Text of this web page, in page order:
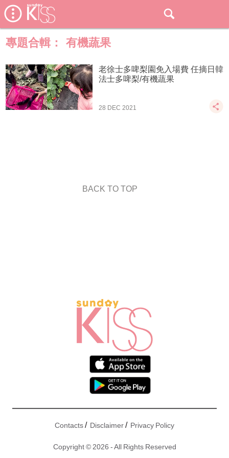
專題合輯： 有機蔬果
老徐士多啤梨園免入場費 任摘日韓
法士多啤梨/有機蔬果
28 DEC 2021
BACK TO TOP
Contacts/ Disclaimer/ Privacy Policy
Copyright © 2026 - All Rights Reserved